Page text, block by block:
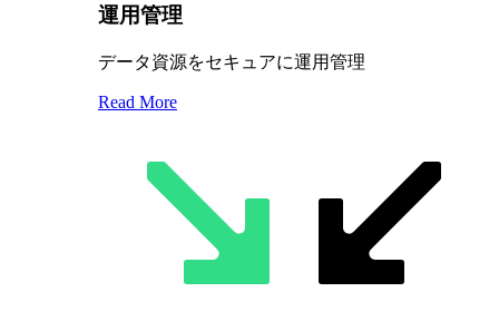
運用管理
データ資源をセキュアに運用管理
Read More